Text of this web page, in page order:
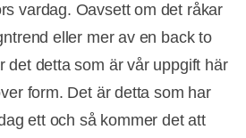
vardag. Oavsett om det råkar
eller mer av en back to
det detta som är vår uppgift här
form. Det är detta som har
ett och så kommer det att